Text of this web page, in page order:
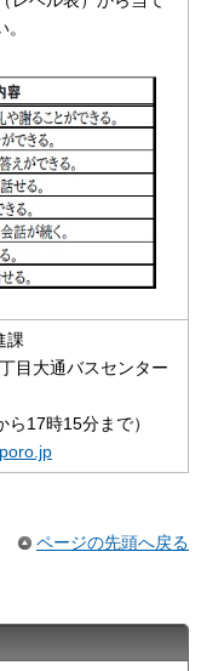
課
目大通バスセンター
17時15分まで）
ページの先頭へ戻る